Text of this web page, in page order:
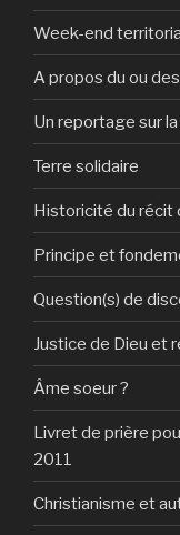
Week-end
A propos du ou
Un reportage sur
Terre solidaire
Historicité du
Principe et
Question(s) de
Justice de Dieu et
Âme soeur ?
Livret de prière
2011
Christianisme et